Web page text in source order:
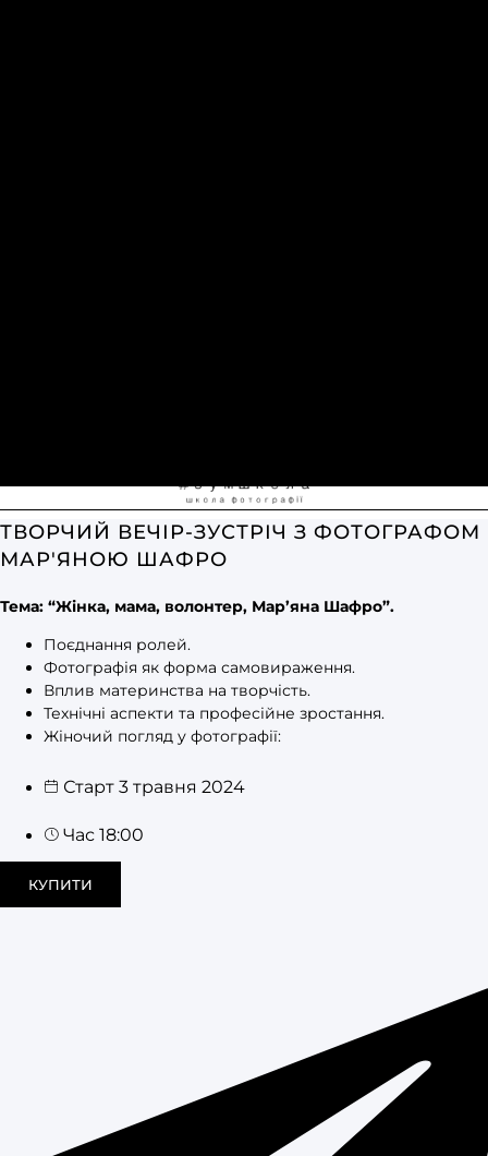
ТВОРЧИЙ ВЕЧІР-ЗУСТРІЧ З ФОТОГРАФОМ
МАР'ЯНОЮ ШАФРО
Тема: “Жінка, мама, волонтер, Мар’яна Шафро”.
Поєднання ролей.
Фотографія як форма самовираження.
Вплив материнства на творчість.
Технічні аспекти та професійне зростання.
Жіночий погляд у фотографії:
Старт 3 травня 2024
Час 18:00
КУПИТИ